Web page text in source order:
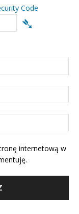
Code
➴
internetową w